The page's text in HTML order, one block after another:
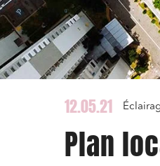
12.05.21
Plan